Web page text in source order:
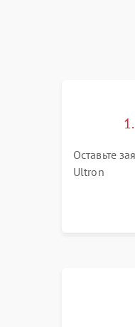
Оставьте
Ultron